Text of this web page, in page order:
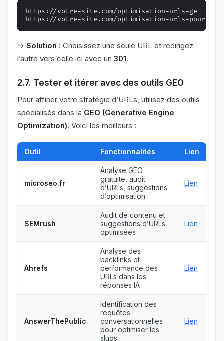
https://votre-site.com/optimisation-urls-ge
→ Solution : Choisissez une seule URL et redirigez
l’autre vers celle-ci avec un 301.
2.7. Tester et itérer avec des outils GEO
Pour affiner votre stratégie d’URLs, utilisez des outils
spécialisés dans la GEO (Generative Engine
Optimization). Voici les meilleurs :
Outil Fonctionnalités Lien
microseo.fr
Analyse GEO
gratuite, audit
d’URLs, suggestions
d’optimisation
Lien
SEMrush
Audit de contenu et
suggestions d’URLs
optimisées
Lien
Ahrefs
Analyse des
backlinks et
performance des
URLs dans les
réponses IA
Lien
AnswerThePublic
Identification des
requêtes
conversationnelles
pour optimiser les
slugs
Lien